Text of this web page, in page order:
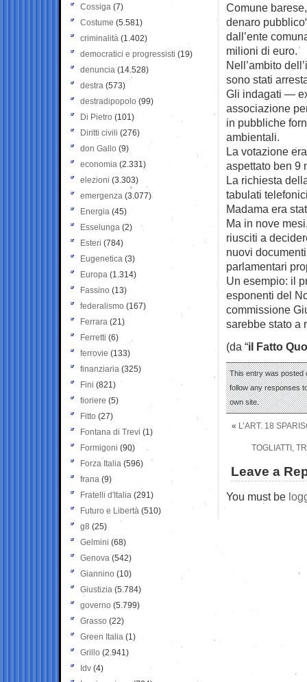
Comune
denaro
dall’ente
milioni di euro.
Nell’ambito
sono stati
Gli indagati —
associazione
in pubbliche
ambientali.
La votazione
aspettato ben 9
La richiesta
tabulati
Madama era
Ma in nove
riusciti a
nuovi
parlamentari
Un esempio: il
esponenti del
commissione
sarebbe stato a
(da “il Fatto
This entry was posted
follow any responses
own site.
« L’ART. 18
TOGLIATTI,
Leave a
You must be
Cossiga (7)
Costume (5.581)
criminalità (1.402)
democratici e progressisti (19)
denuncia (14.528)
destra (573)
destradipopolo (99)
Di Pietro (101)
Diritti civili (276)
don Gallo (9)
economia (2.331)
elezioni (3.303)
emergenza (3.077)
Energia (45)
Esselunga (2)
Esteri (784)
Eugenetica (3)
Europa (1.314)
Fassino (13)
federalismo (167)
Ferrara (21)
Ferretti (6)
ferrovie (133)
finanziaria (325)
Fini (821)
fioriere (5)
Fitto (27)
Fontana di Trevi (1)
Formigoni (90)
Forza Italia (596)
frana (9)
Fratelli d'Italia (291)
Futuro e Libertà (510)
g8 (25)
Gelmini (68)
Genova (542)
Giannino (10)
Giustizia (5.784)
governo (5.799)
Grasso (22)
Green Italia (1)
Grillo (2.941)
Idv (4)